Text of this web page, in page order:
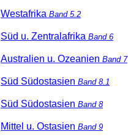
Westafrika Band 5.2
Süd u. Zentralafrika Band 6
Australien u. Ozeanien Band 7
Süd Südostasien Band 8.1
Süd Südostasien Band 8
Mittel u. Ostasien Band 9